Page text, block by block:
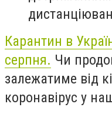
Карантин в
серпня. Чи
залежатиме від
коронавірус у